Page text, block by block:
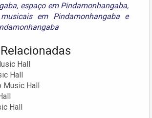
, espaço em Pindamonhangaba,
em Pindamonhangabae
Hall
Hall
Music Hall
Hall